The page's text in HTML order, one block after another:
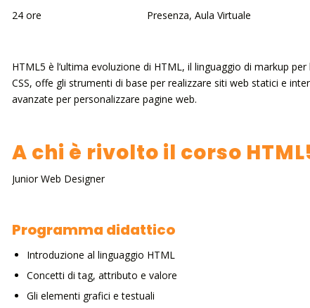
24 ore Presenza, Aula Virtuale
HTML5 è l’ultima evoluzione di HTML, il linguaggio di markup
CSS, offe gli strumenti di base per realizzare siti web statici e
avanzate per personalizzare pagine web.
A chi è rivolto il corso
Junior Web Designer
Programma didattico
Introduzione al linguaggio HTML
Concetti di tag, attributo e valore
Gli elementi grafici e testuali